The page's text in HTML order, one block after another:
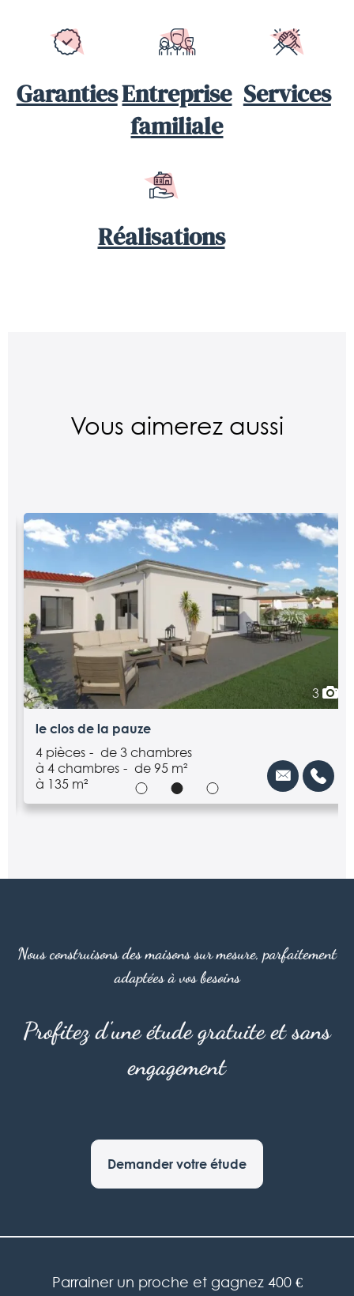
GarantiesEntreprise
familiale
Services
Réalisations
Vous aimerez aussi
3
le clos de la pauze
4 pièces
de 3 chambres
à 4 chambres
de 95 m²
à 135 m²
Nous construisons des maisons sur mesure, parfaitement
adaptées à vos besoins
Profitez d'une étude gratuite et sans
engagement
Demander votre étude
Parrainer un proche et gagnez 400 €